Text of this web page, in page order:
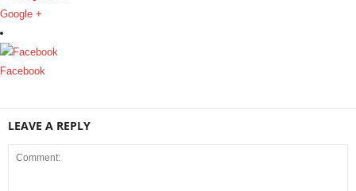
Google +
Facebook
LEAVE A REPLY